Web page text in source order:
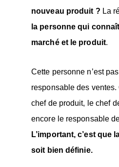
nouveau produit ? La
la personne qui
marché et le produit.
Cette personne n’est
responsable des
chef de produit, le chef
encore le responsable
L’important, c’est que
soit bien définie.